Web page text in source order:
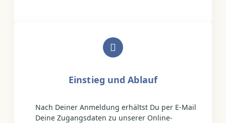
Einstieg und Ablauf
Nach Deiner Anmeldung erhältst Du per E-Mail
Deine Zugangsdaten zu unserer Online-